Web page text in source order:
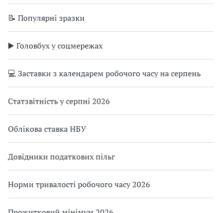
📝 Популярні зразки
▶️ Головбух у соцмережах
💻 Заставки з календарем робочого часу на серпень
Статзвітність у серпні 2026
Облікова ставка НБУ
Довідники податкових пільг
Норми тривалості робочого часу 2026